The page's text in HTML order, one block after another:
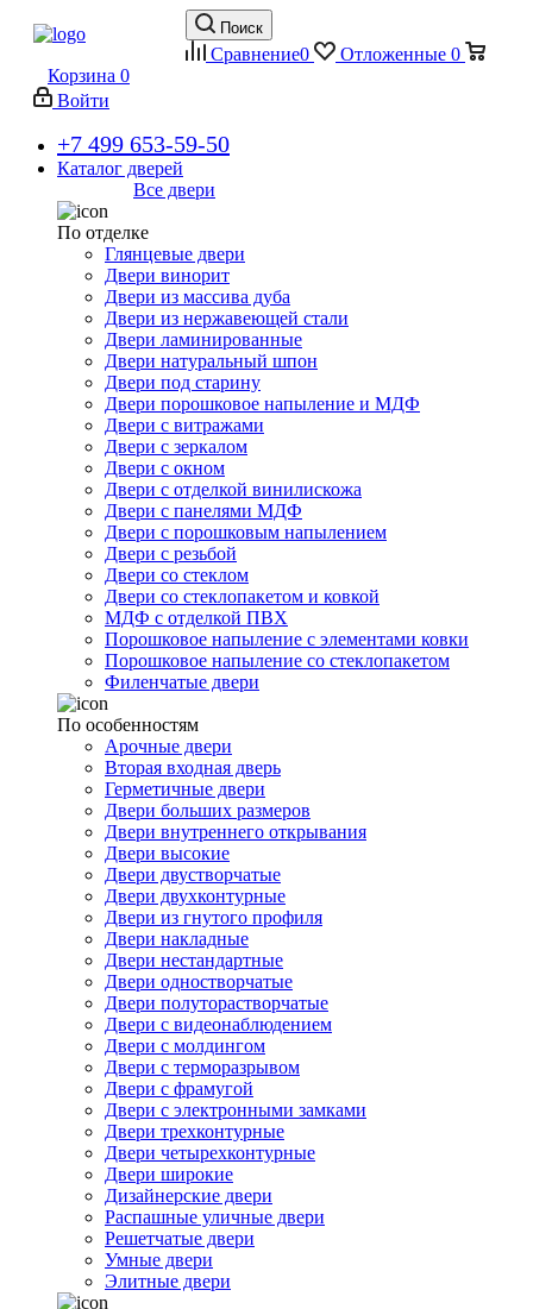
Поиск
Сравнение0 Отложенные 0
Корзина 0
Войти
+7 499 653-59-50
Каталог дверей
Все двери
По отделке
Глянцевые двери
Двери винорит
Двери из массива дуба
Двери из нержавеющей стали
Двери ламинированные
Двери натуральный шпон
Двери под старину
Двери порошковое напыление и МДФ
Двери с витражами
Двери с зеркалом
Двери с окном
Двери с отделкой винилискожа
Двери с панелями МДФ
Двери с порошковым напылением
Двери с резьбой
Двери со стеклом
Двери со стеклопакетом и ковкой
МДФ с отделкой ПВХ
Порошковое напыление с элементами ковки
Порошковое напыление со стеклопакетом
Филенчатые двери
По особенностям
Арочные двери
Вторая входная дверь
Герметичные двери
Двери больших размеров
Двери внутреннего открывания
Двери высокие
Двери двустворчатые
Двери двухконтурные
Двери из гнутого профиля
Двери накладные
Двери нестандартные
Двери одностворчатые
Двери полуторастворчатые
Двери с видеонаблюдением
Двери с молдингом
Двери с терморазрывом
Двери с фрамугой
Двери с электронными замками
Двери трехконтурные
Двери четырехконтурные
Двери широкие
Дизайнерские двери
Распашные уличные двери
Решетчатые двери
Умные двери
Элитные двери